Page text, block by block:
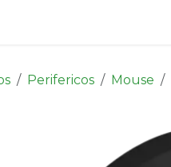
Perifericos Mouse